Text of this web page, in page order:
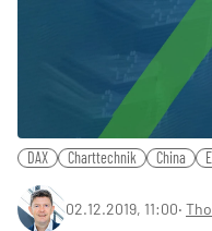
DAX Charttechnik China
02.12.2019, 11:00‧